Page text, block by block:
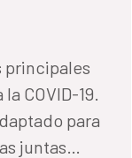
principales
COVID-19.
para
juntas